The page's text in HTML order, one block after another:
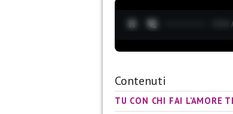
0:27
Contenuti
TU CON CHI FAI L’AMORE